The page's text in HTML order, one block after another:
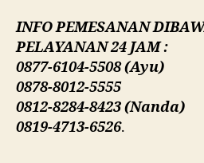
INFO PEMESANAN
PELAYANAN 24 JAM :
0877-6104-5508 (Ayu)
0878-8012-5555
0812-8284-8423 (Nanda)
0819-4713-6526.